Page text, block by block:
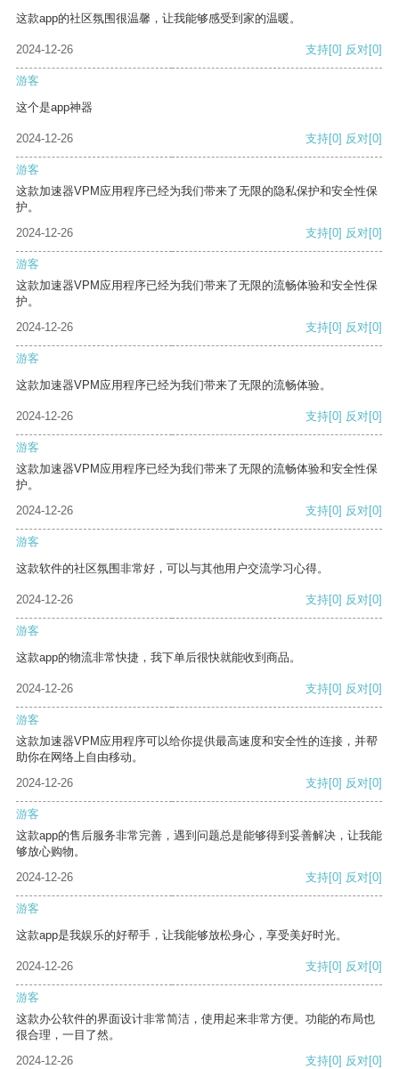
这款app的社区氛围很温馨，让我能够感受到家的温暖。
2024-12-26 支持[0] 反对[0]
游客
这个是app神器
2024-12-26 支持[0] 反对[0]
游客
这款加速器VPM应用程序已经为我们带来了无限的隐私保护和安全性保
护。
2024-12-26
支持[0] 反对[0]
游客
这款加速器VPM应用程序已经为我们带来了无限的流畅体验和安全性保
护。
2024-12-26
支持[0] 反对[0]
游客
这款加速器VPM应用程序已经为我们带来了无限的流畅体验。
2024-12-26 支持[0] 反对[0]
游客
这款加速器VPM应用程序已经为我们带来了无限的流畅体验和安全性保
护。
2024-12-26
支持[0] 反对[0]
游客
这款软件的社区氛围非常好，可以与其他用户交流学习心得。
2024-12-26 支持[0] 反对[0]
游客
这款app的物流非常快捷，我下单后很快就能收到商品。
2024-12-26 支持[0] 反对[0]
游客
这款加速器VPM应用程序可以给你提供最高速度和安全性的连接，并帮
助你在网络上自由移动。
2024-12-26
支持[0] 反对[0]
游客
这款app的售后服务非常完善，遇到问题总是能够得到妥善解决，让我能
够放心购物。
2024-12-26
支持[0] 反对[0]
游客
这款app是我娱乐的好帮手，让我能够放松身心，享受美好时光。
2024-12-26 支持[0] 反对[0]
游客
这款办公软件的界面设计非常简洁，使用起来非常方便。功能的布局也
很合理，一目了然。
2024-12-26
支持[0] 反对[0]